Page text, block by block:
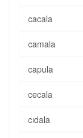
cacala
camala
capula
cecala
cıdala